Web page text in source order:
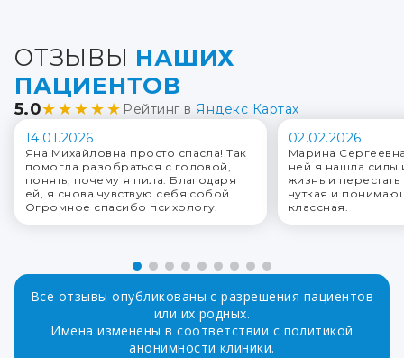
ОТЗЫВЫ НАШИХ
ПАЦИЕНТОВ
5.0★★★★★ Рейтинг в Яндекс Картах
14.01.2026
Яна Михайловна просто спасла! Так
помогла разобраться с головой,
понять, почему я пила. Благодаря
ей, я снова чувствую себя собой.
Огромное спасибо психологу.
02.02.2026
Марина
ней я нашла силы
жизнь и
чуткая и
классная.
Все отзывы опубликованы с разрешения пациентов
или их родных.
Имена изменены в соответствии с политикой
анонимности клиники.